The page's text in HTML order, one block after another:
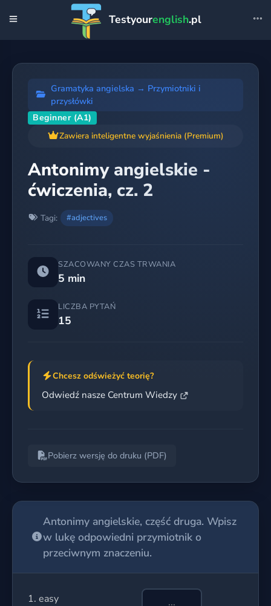
Testyourenglish.pl
Gramatyka angielska → Przymiotniki i
przysłówki
Beginner (A1)
Zawiera inteligentne wyjaśnienia (Premium)
Antonimy angielskie -
ćwiczenia, cz. 2
Tagi: #adjectives
SZACOWANY CZAS TRWANIA
5 min
LICZBA PYTAŃ
15
Chcesz odświeżyć teorię?
Odwiedź nasze Centrum Wiedzy
Pobierz wersję do druku (PDF)
Antonimy angielskie, część druga. Wpisz
w lukę odpowiedni przymiotnik o
przeciwnym znaczeniu.
1. easy